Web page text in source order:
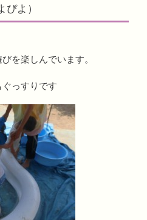
よ）
を楽しんでいます。
っすりです